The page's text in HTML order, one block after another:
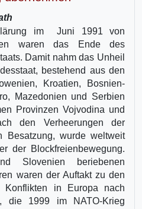
im Juni 1991 von
waren das Ende des
Damit nahm das Unheil
bestehend aus den
Kroatien, Bosnien-
Mazedonien und Serbien
Provinzen Vojvodina und
den Verheerungen der
Besatzung, wurde weltweit
der Blockfreienbewegung.
Slovenien beriebenen
waren der Auftakt zu den
Konflikten in Europa nach
die 1999 im NATO-Krieg